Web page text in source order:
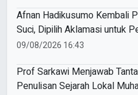
Afnan Hadikusumo Kembali
Suci, Dipilih Aklamasi untuk
2026–2031
09/08/2026 16:43
Prof Sarkawi Menjawab
Penulisan Sejarah Lokal